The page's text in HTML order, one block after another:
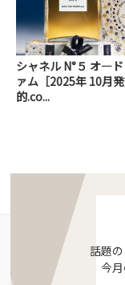
シャネル N°５ オ―
ァム［2025年 10月
的.co...
話題
今